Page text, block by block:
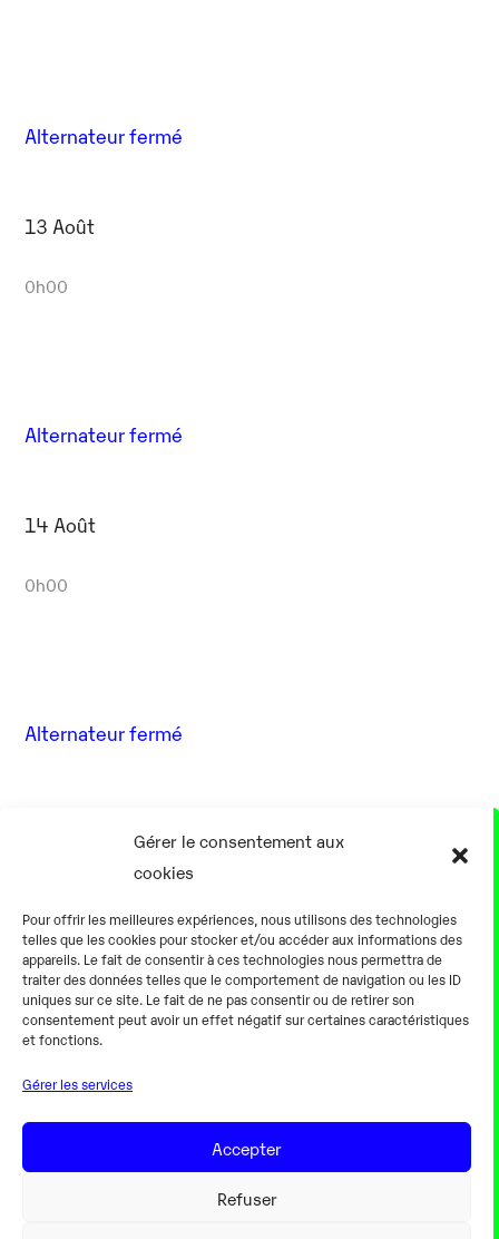
Gérer le consentement aux
cookies
Pour offrir les meilleures expériences, nous utilisons des technologies
telles que les cookies pour stocker et/ou accéder aux informations des
appareils. Le fait de consentir à ces technologies nous permettra de
traiter des données telles que le comportement de navigation ou les ID
uniques sur ce site. Le fait de ne pas consentir ou de retirer son
consentement peut avoir un effet négatif sur certaines caractéristiques
et fonctions.
Gérer les services
Accepter
Refuser
Alternateur fermé
13 Août
0h00
Alternateur fermé
14 Août
0h00
Alternateur fermé
Alternateur fermé
18 Août